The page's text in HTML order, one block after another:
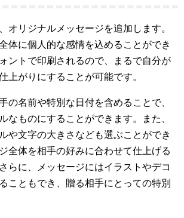
オリジナルメッセージを追加します。
体に個人的な感情を込めることができ
ントで印刷されるので、まるで自分が
上がりにすることが可能です。
の名前や特別な日付を含めることで、
なものにすることができます。また、
や文字の大きさなども選ぶことができ
全体を相手の好みに合わせて仕上げる
らに、メッセージにはイラストやデコ
こともでき、贈る相手にとっての特別